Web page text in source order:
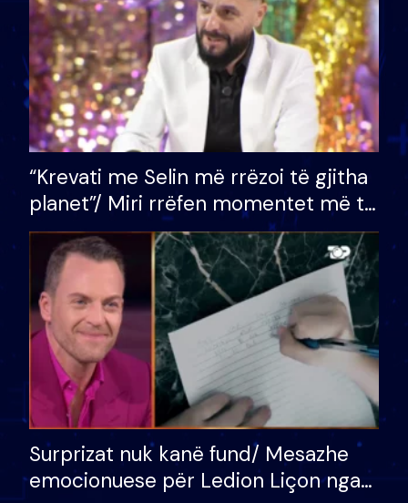
“Krevati me Selin më rrëzoi të gjitha
planet”/ Miri rrëfen momentet më të
bukura në shtëpinë e BB VIP: Do më
mungojë zilja e mëngjesit kur…
Surprizat nuk kanë fund/ Mesazhe
emocionuese për Ledion Liçon nga